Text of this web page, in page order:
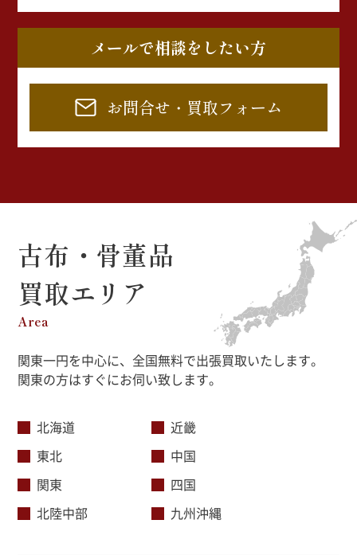
メールで相談をしたい方
お問合せ・買取フォーム
古布・骨董品
買取エリア
Area
関東一円を中心に、全国無料で出張買取いたします。
関東の方はすぐにお伺い致します。
北海道
東北
関東
北陸中部
近畿
中国
四国
九州沖縄